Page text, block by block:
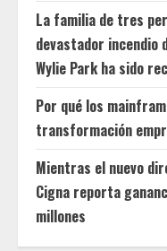
La familia de tres
devastador incendio
Wylie Park ha sido
Por qué los
transformación
Mientras el nuevo
Cigna reporta
millones